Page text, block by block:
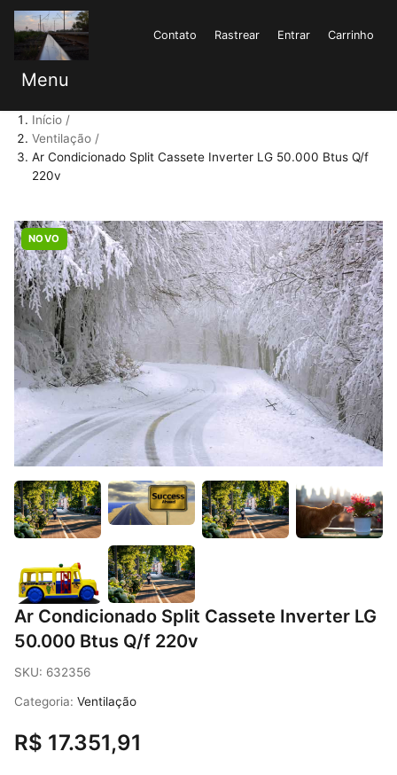
Contato Rastrear Entrar Carrinho
Menu
Início
Ventilação
Ar Condicionado Split Cassete Inverter LG 50.000 Btus Q/f
220v
NOVO
Ar Condicionado Split Cassete Inverter LG
50.000 Btus Q/f 220v
SKU: 632356
Categoria: Ventilação
R$ 17.351,91